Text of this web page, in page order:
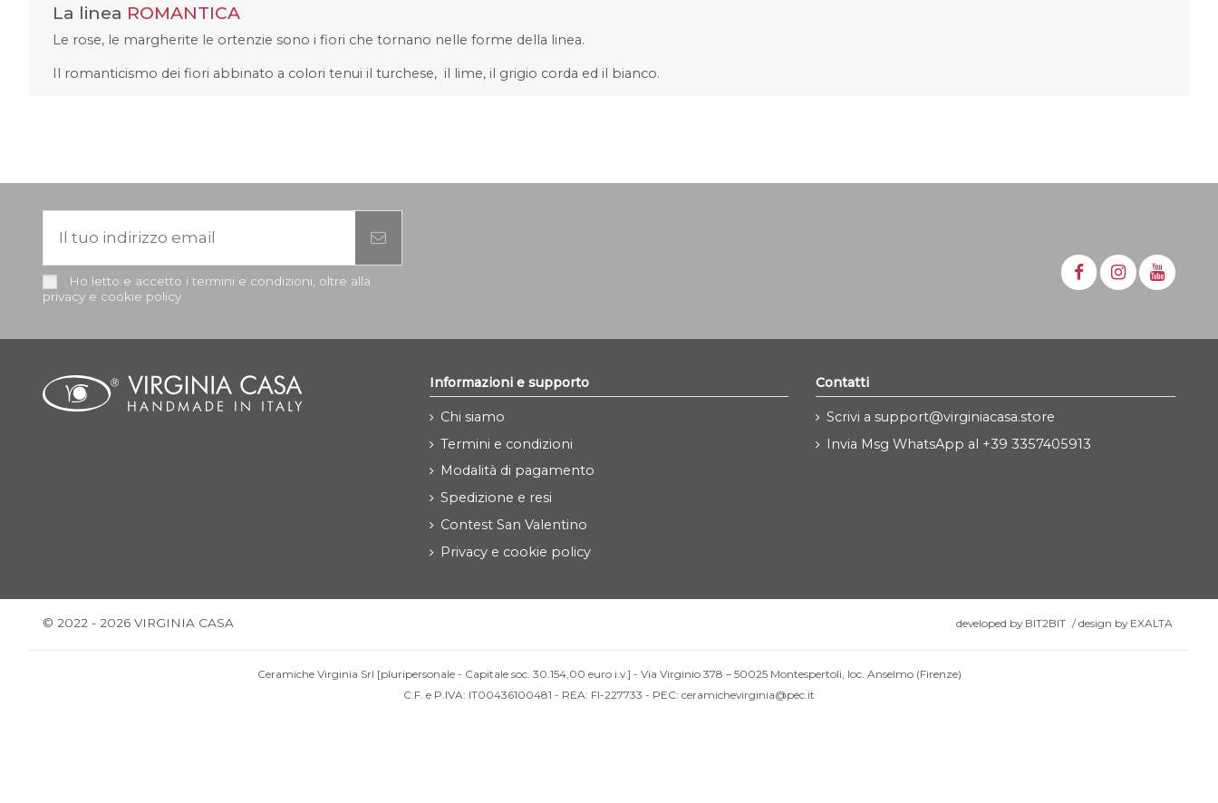
La linea ROMANTICA
Le rose, le margherite le ortenzie sono i fiori che tornano nelle forme della linea.
Il romanticismo dei fiori abbinato a colori tenui il turchese, il lime, il grigio corda ed il bianco.
Ho letto e accetto i termini e condizioni, oltre alla
privacy e cookie policy
Informazioni e supporto
Chi siamo
Termini e condizioni
Modalità di pagamento
Spedizione e resi
Contest San Valentino
Privacy e cookie policy
Contatti
Scrivi a support@virginiacasa.store
Invia Msg WhatsApp al +39 3357405913
© 2022 - 2026 VIRGINIA CASA developed by BIT2BIT /design by EXALTA
Ceramiche Virginia Srl [pluripersonale - Capitale soc. 30.154,00 euro i.v.] - Via Virginio 378 – 50025 Montespertoli, loc. Anselmo (Firenze)
C.F. e P.IVA: IT00436100481 - REA: FI-227733 - PEC: ceramichevirginia@pec.it